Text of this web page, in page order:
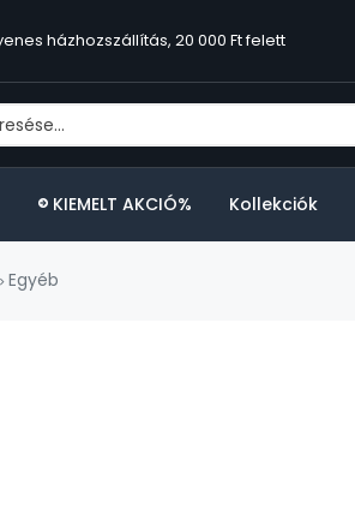
házhozszállítás, 20 000 Ft felett
KIEMELT AKCIÓ% Kollekciók
Egyéb